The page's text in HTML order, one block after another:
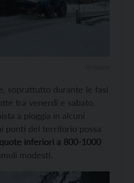
soprattutto durante le fasi
tra venerdì e sabato,
a pioggia in alcuni
punti del territorio possa
quote inferiori a 800-1000
modesti.